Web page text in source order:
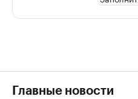
Главные новости